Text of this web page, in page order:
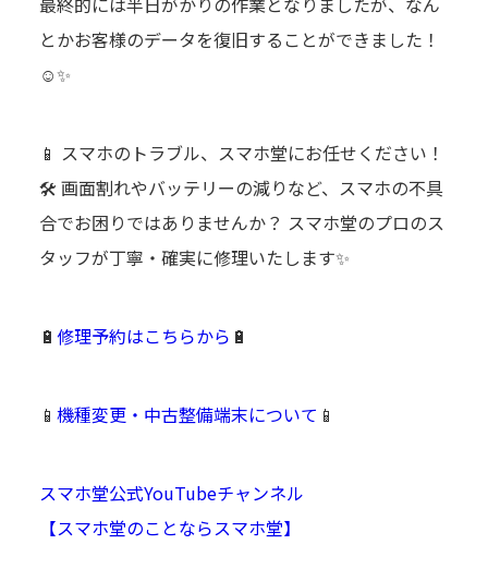
とかお客様のデータを復旧することができました！
☺️✨
📱 スマホのトラブル、スマホ堂にお任せください！
🛠️ 画面割れやバッテリーの減りなど、スマホの不具
合でお困りではありませんか？ スマホ堂のプロのス
タッフが丁寧・確実に修理いたします✨
🔋 修理予約はこちらから 🔋
📱 機種変更・中古整備端末について 📱
スマホ堂公式YouTubeチャンネル
【スマホ堂のことならスマホ堂】